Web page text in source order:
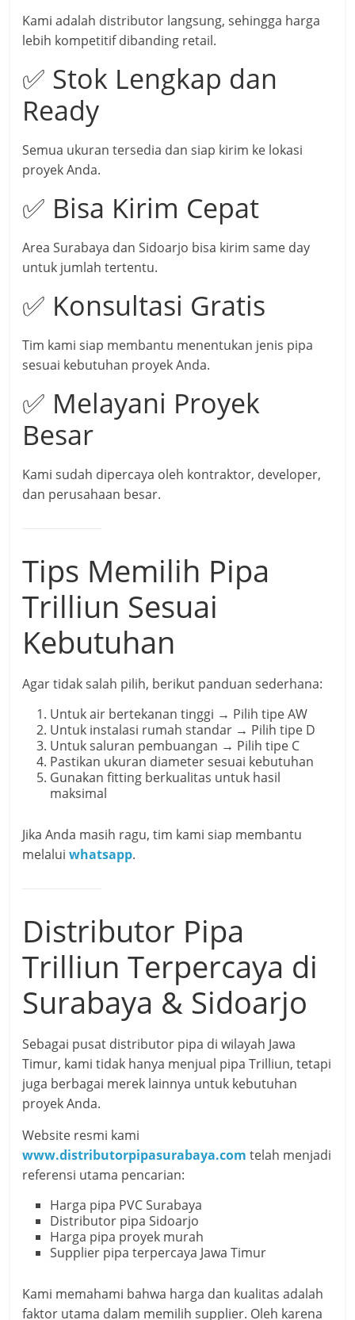
Kami adalah distributor langsung, sehingga harga
lebih kompetitif dibanding retail.
✅ Stok Lengkap dan
Ready
Semua ukuran tersedia dan siap kirim ke lokasi
proyek Anda.
✅ Bisa Kirim Cepat
Area Surabaya dan Sidoarjo bisa kirim same day
untuk jumlah tertentu.
✅ Konsultasi Gratis
Tim kami siap membantu menentukan jenis pipa
sesuai kebutuhan proyek Anda.
✅ Melayani Proyek
Besar
Kami sudah dipercaya oleh kontraktor, developer,
dan perusahaan besar.
Tips Memilih Pipa
Trilliun Sesuai
Kebutuhan
Agar tidak salah pilih, berikut panduan sederhana:
Untuk air bertekanan tinggi → Pilih tipe AW
Untuk instalasi rumah standar → Pilih tipe D
Untuk saluran pembuangan → Pilih tipe C
Pastikan ukuran diameter sesuai kebutuhan
Gunakan fitting berkualitas untuk hasil
maksimal
Jika Anda masih ragu, tim kami siap membantu
melaluiwhatsapp.
Distributor Pipa
Trilliun Terpercaya di
Surabaya & Sidoarjo
Sebagai pusat distributor pipa di wilayah Jawa
Timur, kami tidak hanya menjual pipa Trilliun, tetapi
juga berbagai merek lainnya untuk kebutuhan
proyek Anda.
Website resmi kami
www.distributorpipasurabaya.com telah menjadi
referensi utama pencarian:
Harga pipa PVC Surabaya
Distributor pipa Sidoarjo
Harga pipa proyek murah
Supplier pipa terpercaya Jawa Timur
Kami memahami bahwa harga dan kualitas adalah
faktor utama dalam memilih supplier. Oleh karena